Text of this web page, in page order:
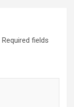
Required fields